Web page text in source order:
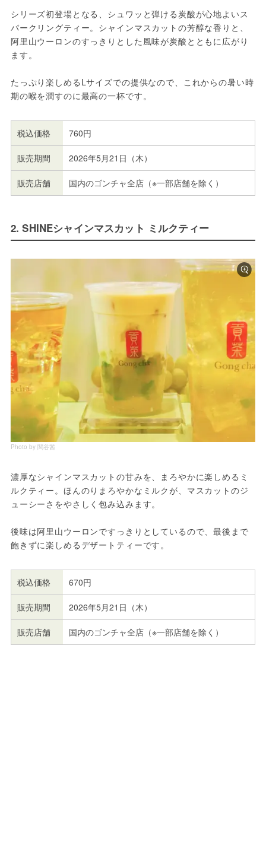
シリーズ初登場となる、シュワッと弾ける炭酸が心地よいス
パークリングティー。シャインマスカットの芳醇な香りと、
阿里山ウーロンのすっきりとした風味が炭酸とともに広がり
ます。
たっぷり楽しめるLサイズでの提供なので、これからの暑い時
期の喉を潤すのに最高の一杯です。
税込価格 760円
販売期間 2026年5月21日（木）
販売店舗 国内のゴンチャ全店（※一部店舗を除く）
2. SHINEシャインマスカット ミルクティー
Photo by 関谷茜
濃厚なシャインマスカットの甘みを、まろやかに楽しめるミ
ルクティー。ほんのりまろやかなミルクが、マスカットのジ
ューシーさをやさしく包み込みます。
後味は阿里山ウーロンですっきりとしているので、最後まで
飽きずに楽しめるデザートティーです。
税込価格 670円
販売期間 2026年5月21日（木）
販売店舗 国内のゴンチャ全店（※一部店舗を除く）